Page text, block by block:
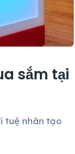
sắm tại
tuệ nhân tạo